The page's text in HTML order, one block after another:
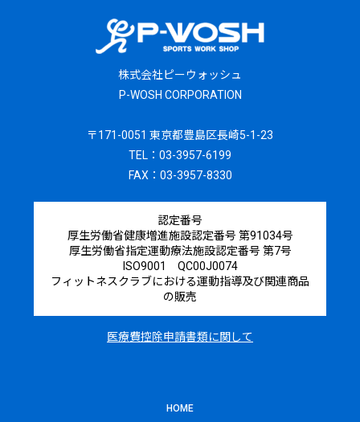
株式会社ピーウォッシュ
P-WOSH CORPORATION
〒171-0051 東京都豊島区長崎5-1-23
TEL：03-3957-6199
FAX：03-3957-8330
認定番号
厚生労働省健康増進施設認定番号 第91034号
厚生労働省指定運動療法施設認定番号 第7号
ISO9001 QC00J0074
フィットネスクラブにおける運動指導及び関連商品
の販売
医療費控除申請書類に関して
HOME